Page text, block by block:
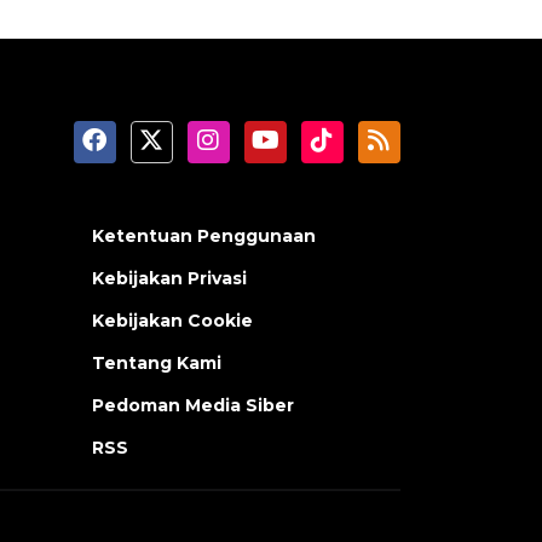
Ketentuan Penggunaan
Kebijakan Privasi
Kebijakan Cookie
Tentang Kami
Pedoman Media Siber
RSS